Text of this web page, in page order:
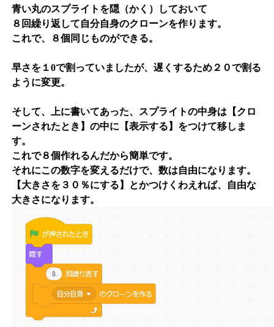
青い丸のスプライトを隠（かく）しておいて
８回繰り返して自分自身のクローンを作ります。
これで、８個同じものができる。
早さを１0で割っていましたが、遅くするため２０で割る
ように変更。
そして、上に書いてあった、スプライトの中身は【クロ
ーンされたとき】の中に【表示する】をつけて移しま
す。
これで８個作れるんだから簡単です。
それにこの数字を変えるだけで、数は自由になります。
【大きさを３０％にする】とかつけくわえれば、自由な
大きさになります。